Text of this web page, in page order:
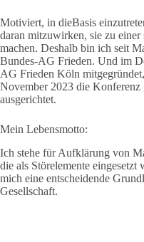
Motiviert, in dieBasis
daran mitzuwirken, sie zu
machen. Deshalb bin ich seit
Bundes-AG Frieden. Und im
AG Frieden Köln
November 2023 die
ausgerichtet.
Mein Lebensmotto:
Ich stehe für Aufklärung von
die als Störelemente
mich eine entscheidende
Gesellschaft.